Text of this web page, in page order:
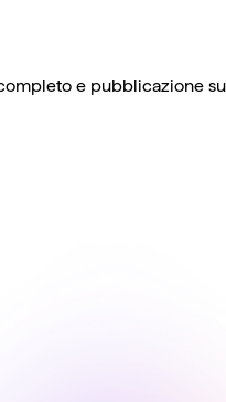
e pubblicazione